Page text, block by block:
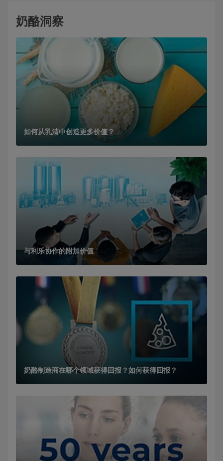
奶酪洞察
如何从乳清中创造更多价值？
与利乐协作的附加价值
奶酪制造商在哪个领域获得回报？如何获得回报？